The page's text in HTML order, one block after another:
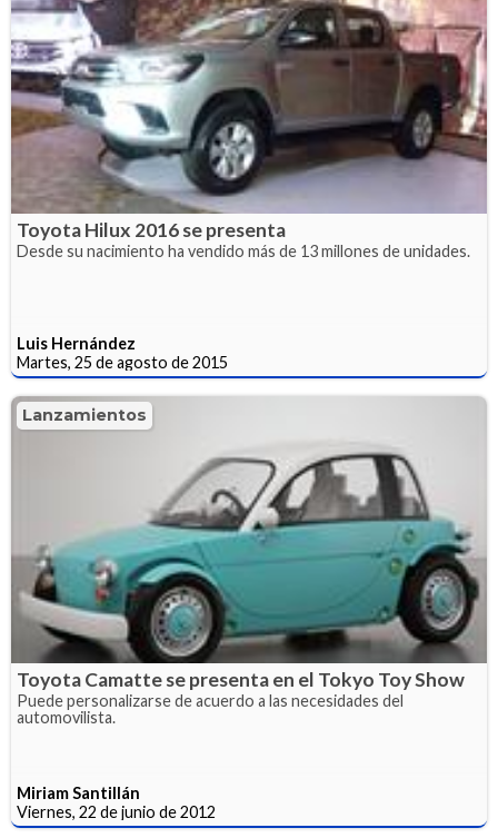
Toyota Hilux 2016 se presenta
Desde su nacimiento ha vendido más de 13 millones de unidades.
Luis Hernández
Martes, 25 de agosto de 2015
Lanzamientos
Toyota Camatte se presenta en el Tokyo Toy Show
Puede personalizarse de acuerdo a las necesidades del
automovilista.
Miriam Santillán
Viernes, 22 de junio de 2012